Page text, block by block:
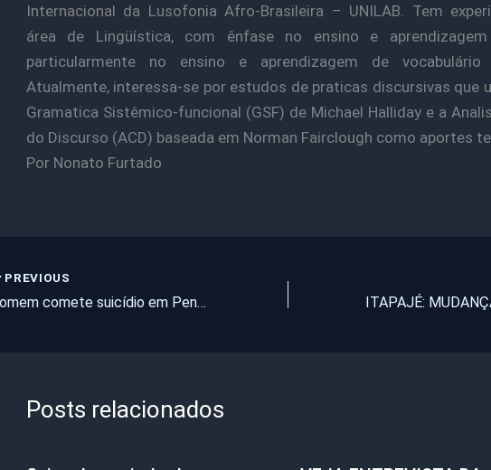
Internacional da Lusofonia Afro-Brasileira – UNILAB. Tem
área de Lingüística, com ênfase no ensino e
particularmente no ensino e aprendizagem de
Atualmente, interessa-se por estudos de praticas discursivas que
Gramatica Sistêmico-funcional (GSF) de Michael Halliday e a
do Discurso (ACD) baseada em Norman Fairclough como aportes
Por Nonato Furtado
PREVIOUS
Homem comete suicídio em Pentecoste
Posts relacionados